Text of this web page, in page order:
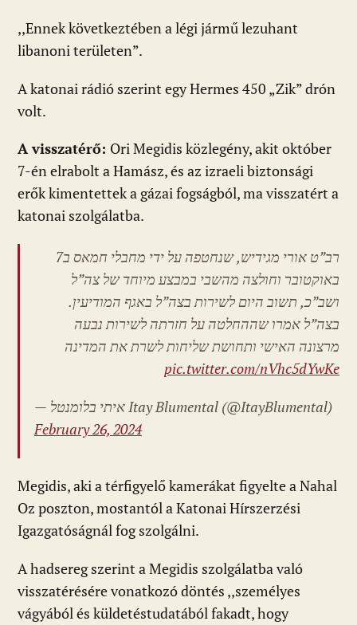
,,Ennek következtében a légi jármű lezuhant
libanoni területen”.
A katonai rádió szerint egy Hermes 450 „Zik” drón
volt.
A visszatérő: Ori Megidis közlegény, akit október
7-én elrabolt a Hamász, és az izraeli biztonsági
erők kimentettek a gázai fogságból, ma visszatért a
katonai szolgálatba.
רב”ט אורי מגידיש, שנחטפה על ידי מחבלי חמאס ב7
באוקטובר וחולצה מהשבי במבצע מיוחד של צה”ל
ושב”כ, תשוב היום לשירות בצה”ל באגף המודיעין.
בצה”ל אמרו שההחלטה על חזרתה לשירות נבעה
מרצונה האישי ותחושת שליחות לשרת את המדינה
pic.twitter.com/nVhc5dYwKe
Itay Blumental (@ItayBlumental)
February 26, 2024
Megidis, aki a térfigyelő kamerákat figyelte a Nahal
Oz poszton, mostantól a Katonai Hírszerzési
Igazgatóságnál fog szolgálni.
A hadsereg szerint a Megidis szolgálatba való
visszatérésére vonatkozó döntés ,,személyes
vágyából és küldetéstudatából fakadt, hogy